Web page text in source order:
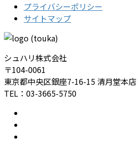
プライバシーポリシー
サイトマップ
シュハリ株式会社
〒104-0061
東京都中央区銀座7-16-15 清月堂本
TEL：03-3665-5750